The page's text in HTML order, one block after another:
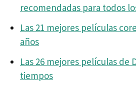
recomendadas para todos
Las 21 mejores películas
años
Las 26 mejores películas de
tiempos